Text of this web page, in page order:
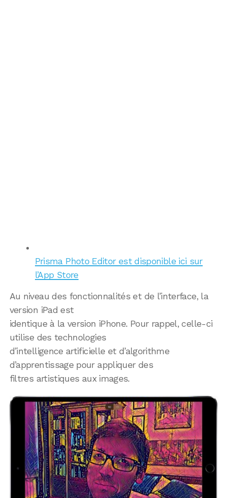
Prisma Photo Editor est disponible ici sur
l’App Store
Au niveau des fonctionnalités et de l’interface, la
version iPad est
identique à la version iPhone. Pour rappel, celle-ci
utilise des technologies
d’intelligence artificielle et d’algorithme
d’apprentissage pour appliquer des
filtres artistiques aux images.